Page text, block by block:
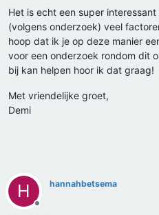
Het is echt een super
(volgens onderzoek) veel
hoop dat ik je op deze manier
voor een onderzoek rondom dit
bij kan helpen hoor ik dat graag!
Met vriendelijke groet,
Demi
H
Offline
hannahbetsema